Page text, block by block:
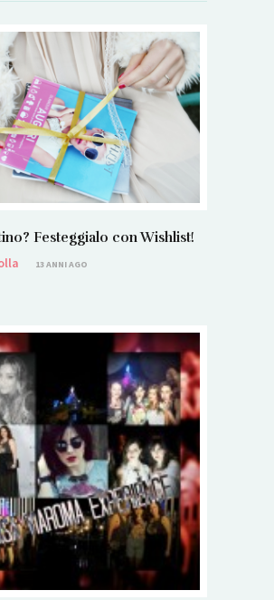
Festeggialo con Wishlist!
13 ANNI AGO